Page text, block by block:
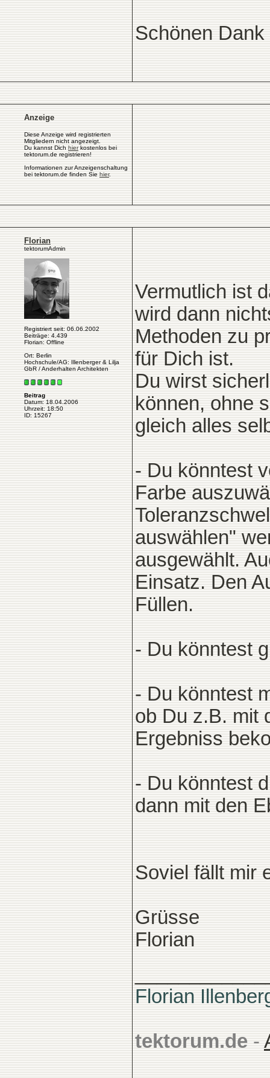
Schönen
Anzeige
Diese Anzeige wird registrierten
Mitgliedern nicht angezeigt.
Du kannst Dich hierkostenlos bei
tektorum.de registrieren!
Informationen zur Anzeigenschaltung
bei tektorum.de finden Sie hier.
Florian
tektorumAdmin
Registriert seit: 06.06.2002
Beiträge: 4.439
Florian: Offline
Ort: Berlin
Hochschule/AG: Illenberger & Lilja
GbR / Anderhalten Architekten
Beitrag
Datum: 18.04.2006
Uhrzeit: 18:50
ID: 15267
Vermutlich ist
wird dann
Methoden zu
für Dich ist.
Du wirst
können, ohne
gleich alles
- Du könntest
Farbe
auswählen"
ausgewählt.
Einsatz. Den
Füllen.
- Du könntest
- Du könntest
ob Du z.B. mit
Ergebniss
- Du könntest
dann mit den
Soviel fällt mir
Grüsse
Florian
Florian
tektorum.de -